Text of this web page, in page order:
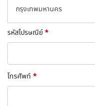
กรุงเทพมหานคร
รหัสไปรษณีย์ *
โทรศัพท์ *